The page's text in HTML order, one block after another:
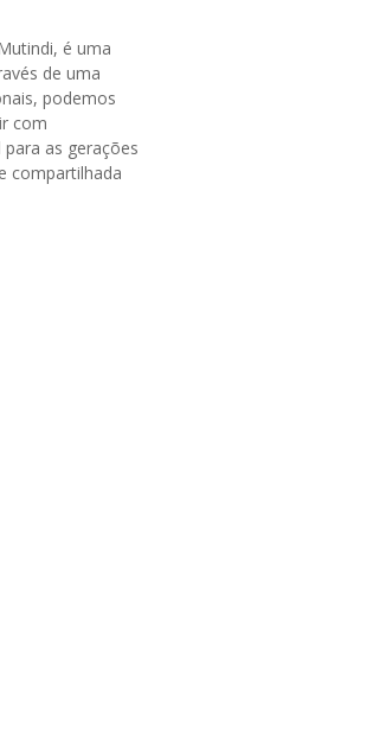
é uma
de uma
podemos
com
as gerações
compartilhada